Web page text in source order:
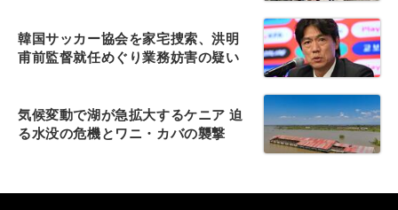
韓国サッカー協会を家宅捜索、洪明
甫前監督就任めぐり業務妨害の疑い
気候変動で湖が急拡大するケニア 迫
る水没の危機とワニ・カバの襲撃